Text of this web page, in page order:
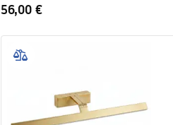
56,00 €